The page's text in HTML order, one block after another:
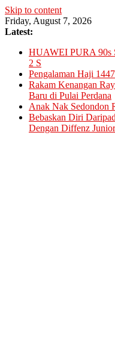
Skip to content
Friday, August 7, 2026
Latest:
HUAWEI PURA
2 S
Pengalaman Haji
Rakam Kenangan
Baru di Pulai Perdana
Anak Nak Sedondon
Bebaskan Diri
Dengan Diffenz Junior